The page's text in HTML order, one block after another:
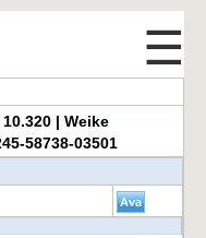
☰
| Weike
58738-03501